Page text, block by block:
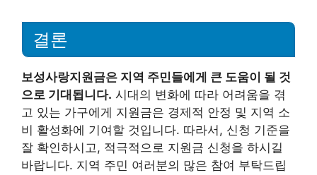
결론
보성사랑지원금은 지역 주민들에게 큰 도움이 될 것
으로 기대됩니다. 시대의 변화에 따라 어려움을 겪
고 있는 가구에게 지원금은 경제적 안정 및 지역 소
비 활성화에 기여할 것입니다. 따라서, 신청 기준을
잘 확인하시고, 적극적으로 지원금 신청을 하시길
바랍니다. 지역 주민 여러분의 많은 참여 부탁드립